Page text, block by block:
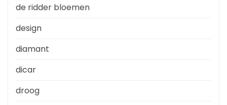
de ridder bloemen
design
diamant
dicar
droog